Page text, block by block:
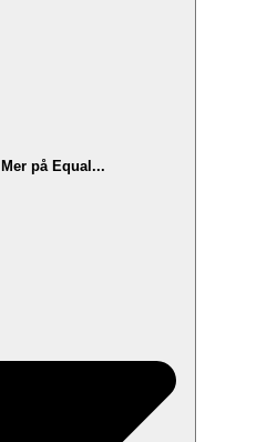
Mer på Equal...